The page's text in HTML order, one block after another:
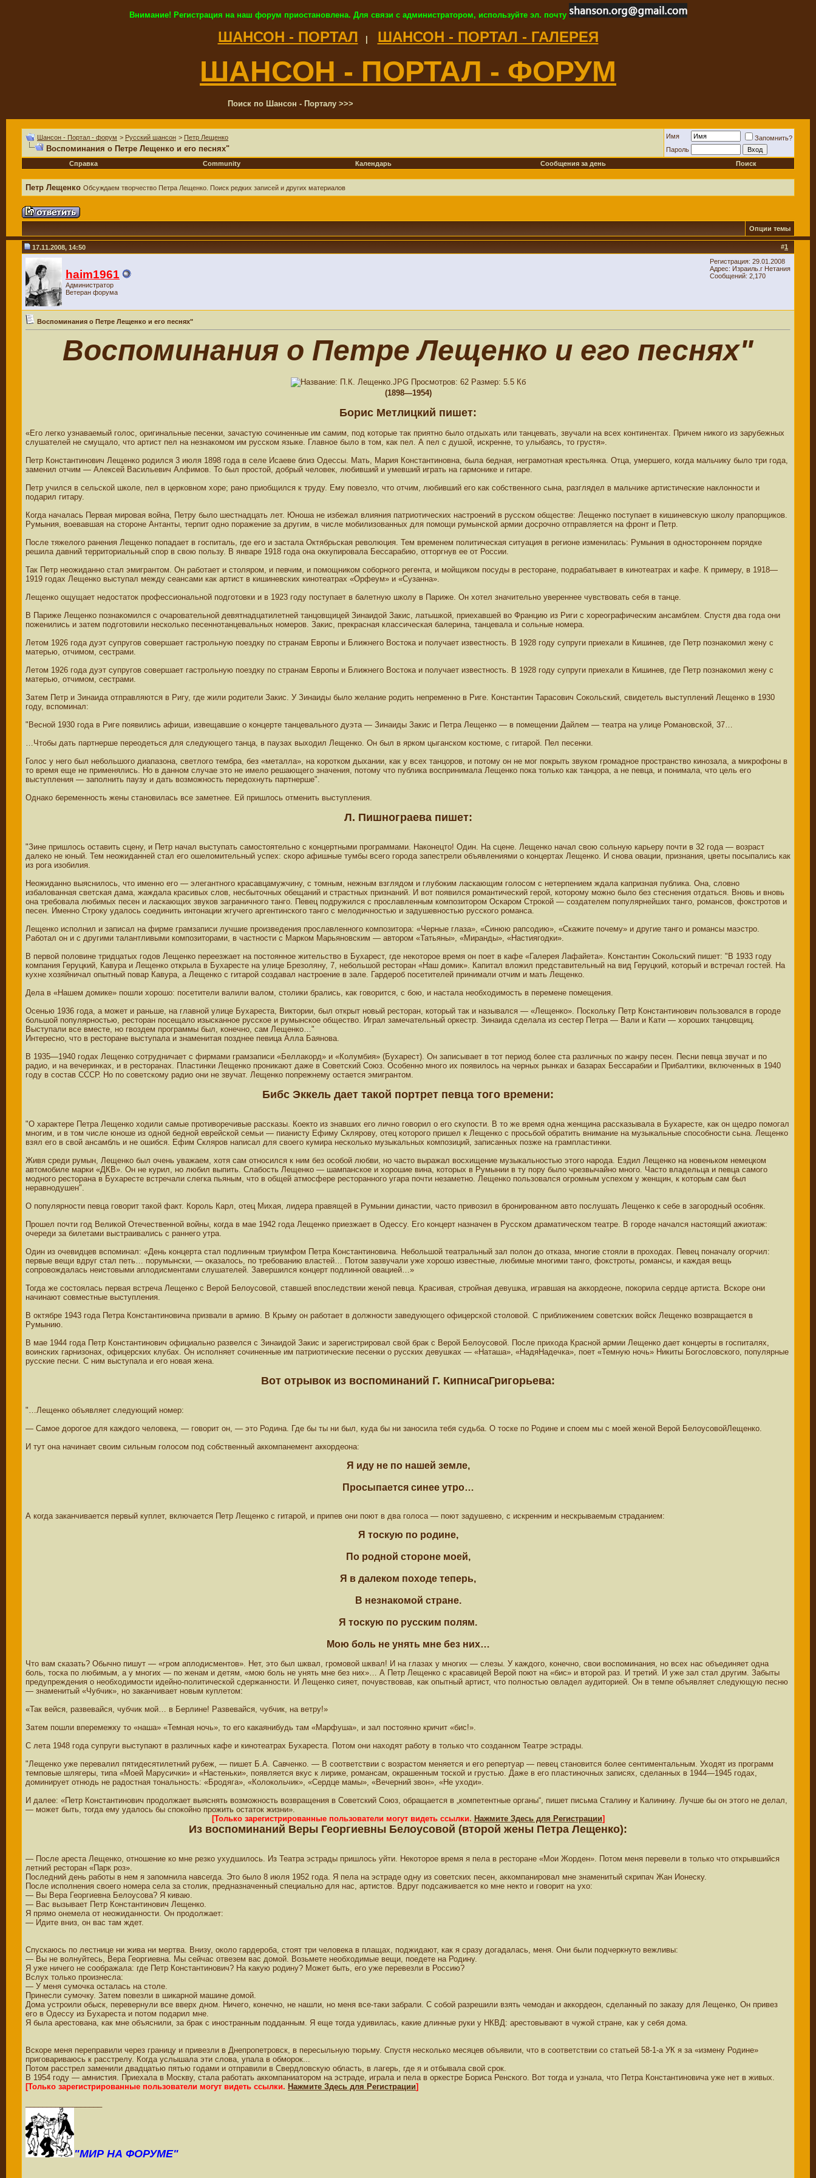
Внимание! Регистрация на наш форум приостановлена. Для связи с администратором, используйте эл. почту
ШАНСОН - ПОРТАЛ ШАНСОН - ПОРТАЛ - ГАЛЕРЕЯ
ШАНСОН - ПОРТАЛ - ФОРУМ
Поиск по Шансон - Порталу >>>
Шансон - Портал - форум > Русский шансон > Петр Лещенко
Воспоминания о Петре Лещенко и его песнях"
Имя
Запомнить?
Пароль
Справка
Community Календарь Сообщения за день Поиск
Петр Лещенко Обсуждаем творчество Петра Лещенко. Поиск редких записей и других материалов
Опции темы
#1
17.11.2008, 14:50
haim1961
Администратор
Ветеран форума
Регистрация: 29.01.2008
Адрес: Израиль.г Нетания
Сообщений: 2,170
Воспоминания о Петре Лещенко и его песнях"
Воспоминания о Петре Лещенко и его песнях"
(1898—1954)
Борис Метлицкий пишет:
«Его легко узнаваемый голос, оригинальные песенки, зачастую сочиненные им самим, под которые так приятно было отдыхать или танцевать, звучали на всех континентах. Причем никого из зарубежных
слушателей не смущало, что артист пел на незнакомом им русском языке. Главное было в том, как пел. А пел с душой, искренне, то улыбаясь, то грустя».
Петр Константинович Лещенко родился 3 июля 1898 года в селе Исаеве близ Одессы. Мать, Мария Константиновна, была бедная, неграмотная крестьянка. Отца, умершего, когда мальчику было три года,
заменил отчим — Алексей Васильевич Алфимов. То был простой, добрый человек, любивший и умевший играть на гармонике и гитаре.
Петр учился в сельской школе, пел в церковном хоре; рано приобщился к труду. Ему повезло, что отчим, любивший его как собственного сына, разглядел в мальчике артистические наклонности и
подарил гитару.
Когда началась Первая мировая война, Петру было шестнадцать лет. Юноша не избежал влияния патриотических настроений в русском обществе: Лещенко поступает в кишиневскую школу прапорщиков.
Румыния, воевавшая на стороне Антанты, терпит одно поражение за другим, в числе мобилизованных для помощи румынской армии досрочно отправляется на фронт и Петр.
После тяжелого ранения Лещенко попадает в госпиталь, где его и застала Октябрьская революция. Тем временем политическая ситуация в регионе изменилась: Румыния в одностороннем порядке
решила давний территориальный спор в свою пользу. В январе 1918 года она оккупировала Бессарабию, отторгнув ее от России.
Так Петр неожиданно стал эмигрантом. Он работает и столяром, и певчим, и помощником соборного регента, и мойщиком посуды в ресторане, подрабатывает в кинотеатрах и кафе. К примеру, в 1918—
1919 годах Лещенко выступал между сеансами как артист в кишиневских кинотеатрах «Орфеум» и «Сузанна».
Лещенко ощущает недостаток профессиональной подготовки и в 1923 году поступает в балетную школу в Париже. Он хотел значительно увереннее чувствовать себя в танце.
В Париже Лещенко познакомился с очаровательной девятнадцатилетней танцовщицей Зинаидой Закис, латышкой, приехавшей во Францию из Риги с хореографическим ансамблем. Спустя два года они
поженились и затем подготовили несколько песеннотанцевальных номеров. Закис, прекрасная классическая балерина, танцевала и сольные номера.
Летом 1926 года дуэт супругов совершает гастрольную поездку по странам Европы и Ближнего Востока и получает известность. В 1928 году супруги приехали в Кишинев, где Петр познакомил жену с
матерью, отчимом, сестрами.
Летом 1926 года дуэт супругов совершает гастрольную поездку по странам Европы и Ближнего Востока и получает известность. В 1928 году супруги приехали в Кишинев, где Петр познакомил жену с
матерью, отчимом, сестрами.
Затем Петр и Зинаида отправляются в Ригу, где жили родители Закис. У Зинаиды было желание родить непременно в Риге. Константин Тарасович Сокольский, свидетель выступлений Лещенко в 1930
году, вспоминал:
"Весной 1930 года в Риге появились афиши, извещавшие о концерте танцевального дуэта — Зинаиды Закис и Петра Лещенко — в помещении Дайлем — театра на улице Романовской, 37…
…Чтобы дать партнерше переодеться для следующего танца, в паузах выходил Лещенко. Он был в ярком цыганском костюме, с гитарой. Пел песенки.
Голос у него был небольшого диапазона, светлого тембра, без «металла», на коротком дыхании, как у всех танцоров, и потому он не мог покрыть звуком громадное пространство кинозала, а микрофоны в
то время еще не применялись. Но в данном случае это не имело решающего значения, потому что публика воспринимала Лещенко пока только как танцора, а не певца, и понимала, что цель его
выступления — заполнить паузу и дать возможность передохнуть партнерше".
Однако беременность жены становилась все заметнее. Ей пришлось отменить выступления.
Л. Пишнограева пишет:
"Зине пришлось оставить сцену, и Петр начал выступать самостоятельно с концертными программами. Наконецто! Один. На сцене. Лещенко начал свою сольную карьеру почти в 32 года — возраст
далеко не юный. Тем неожиданней стал его ошеломительный успех: скоро афишные тумбы всего города запестрели объявлениями о концертах Лещенко. И снова овации, признания, цветы посыпались как
из рога изобилия.
Неожиданно выяснилось, что именно его — элегантного красавцамужчину, с томным, нежным взглядом и глубоким ласкающим голосом с нетерпением ждала капризная публика. Она, словно
избалованная светская дама, жаждала красивых слов, несбыточных обещаний и страстных признаний. И вот появился романтический герой, которому можно было без стеснения отдаться. Вновь и вновь
она требовала любимых песен и ласкающих звуков заграничного танго. Певец подружился с прославленным композитором Оскаром Строкой — создателем популярнейших танго, романсов, фокстротов и
песен. Именно Строку удалось соединить интонации жгучего аргентинского танго с мелодичностью и задушевностью русского романса.
Лещенко исполнил и записал на фирме грамзаписи лучшие произведения прославленного композитора: «Черные глаза», «Синюю рапсодию», «Скажите почему» и другие танго и романсы маэстро.
Работал он и с другими талантливыми композиторами, в частности с Марком Марьяновским — автором «Татьяны», «Миранды», «Настиягодки».
В первой половине тридцатых годов Лещенко переезжает на постоянное жительство в Бухарест, где некоторое время он поет в кафе «Галерея Лафайета». Константин Сокольский пишет: "В 1933 году
компания Геруцкий, Кавура и Лещенко открыла в Бухаресте на улице Брезоляну, 7, небольшой ресторан «Наш домик». Капитал вложил представительный на вид Геруцкий, который и встречал гостей. На
кухне хозяйничал опытный повар Кавура, а Лещенко с гитарой создавал настроение в зале. Гардероб посетителей принимали отчим и мать Лещенко.
Дела в «Нашем домике» пошли хорошо: посетители валили валом, столики брались, как говорится, с бою, и настала необходимость в перемене помещения.
Осенью 1936 года, а может и раньше, на главной улице Бухареста, Виктории, был открыт новый ресторан, который так и назывался — «Лещенко». Поскольку Петр Константинович пользовался в городе
большой популярностью, ресторан посещало изысканное русское и румынское общество. Играл замечательный оркестр. Зинаида сделала из сестер Петра — Вали и Кати — хороших танцовщиц.
Выступали все вместе, но гвоздем программы был, конечно, сам Лещенко…"
Интересно, что в ресторане выступала и знаменитая позднее певица Алла Баянова.
В 1935—1940 годах Лещенко сотрудничает с фирмами грамзаписи «Беллакорд» и «Колумбия» (Бухарест). Он записывает в тот период более ста различных по жанру песен. Песни певца звучат и по
радио, и на вечеринках, и в ресторанах. Пластинки Лещенко проникают даже в Советский Союз. Особенно много их появилось на черных рынках и базарах Бессарабии и Прибалтики, включенных в 1940
году в состав СССР. Но по советскому радио они не звучат. Лещенко попрежнему остается эмигрантом.
Бибс Эккель дает такой портрет певца того времени:
"О характере Петра Лещенко ходили самые противоречивые рассказы. Коекто из знавших его лично говорил о его скупости. В то же время одна женщина рассказывала в Бухаресте, как он щедро помогал
многим, и в том числе юноше из одной бедной еврейской семьи — пианисту Ефиму Склярову, отец которого пришел к Лещенко с просьбой обратить внимание на музыкальные способности сына. Лещенко
взял его в свой ансамбль и не ошибся. Ефим Скляров написал для своего кумира несколько музыкальных композиций, записанных позже на грампластинки.
Живя среди румын, Лещенко был очень уважаем, хотя сам относился к ним без особой любви, но часто выражал восхищение музыкальностью этого народа. Ездил Лещенко на новеньком немецком
автомобиле марки «ДКВ». Он не курил, но любил выпить. Слабость Лещенко — шампанское и хорошие вина, которых в Румынии в ту пору было чрезвычайно много. Часто владельца и певца самого
модного ресторана в Бухаресте встречали слегка пьяным, что в общей атмосфере ресторанного угара почти незаметно. Лещенко пользовался огромным успехом у женщин, к которым сам был
неравнодушен".
О популярности певца говорит такой факт. Король Карл, отец Михая, лидера правящей в Румынии династии, часто привозил в бронированном авто послушать Лещенко к себе в загородный особняк.
Прошел почти год Великой Отечественной войны, когда в мае 1942 года Лещенко приезжает в Одессу. Его концерт назначен в Русском драматическом театре. В городе начался настоящий ажиотаж:
очереди за билетами выстраивались с раннего утра.
Один из очевидцев вспоминал: «День концерта стал подлинным триумфом Петра Константиновича. Небольшой театральный зал полон до отказа, многие стояли в проходах. Певец поначалу огорчил:
первые вещи вдруг стал петь… порумынски, — оказалось, по требованию властей… Потом зазвучали уже хорошо известные, любимые многими танго, фокстроты, романсы, и каждая вещь
сопровождалась неистовыми аплодисментами слушателей. Завершился концерт подлинной овацией…»
Тогда же состоялась первая встреча Лещенко с Верой Белоусовой, ставшей впоследствии женой певца. Красивая, стройная девушка, игравшая на аккордеоне, покорила сердце артиста. Вскоре они
начинают совместные выступления.
В октябре 1943 года Петра Константиновича призвали в армию. В Крыму он работает в должности заведующего офицерской столовой. С приближением советских войск Лещенко возвращается в
Румынию.
В мае 1944 года Петр Константинович официально развелся с Зинаидой Закис и зарегистрировал свой брак с Верой Белоусовой. После прихода Красной армии Лещенко дает концерты в госпиталях,
воинских гарнизонах, офицерских клубах. Он исполняет сочиненные им патриотические песенки о русских девушках — «Наташа», «НадяНадечка», поет «Темную ночь» Никиты Богословского, популярные
русские песни. С ним выступала и его новая жена.
Вот отрывок из воспоминаний Г. КипнисаГригорьева:
"…Лещенко объявляет следующий номер:
— Самое дорогое для каждого человека, — говорит он, — это Родина. Где бы ты ни был, куда бы ни заносила тебя судьба. О тоске по Родине и споем мы с моей женой Верой БелоусовойЛещенко.
И тут она начинает своим сильным голосом под собственный аккомпанемент аккордеона:
Я иду не по нашей земле,
Просыпается синее утро…
А когда заканчивается первый куплет, включается Петр Лещенко с гитарой, и припев они поют в два голоса — поют задушевно, с искренним и нескрываемым страданием:
Я тоскую по родине,
По родной стороне моей,
Я в далеком походе теперь,
В незнакомой стране.
Я тоскую по русским полям.
Мою боль не унять мне без них…
Что вам сказать? Обычно пишут — «гром аплодисментов». Нет, это был шквал, громовой шквал! И на глазах у многих — слезы. У каждого, конечно, свои воспоминания, но всех нас объединяет одна
боль, тоска по любимым, а у многих — по женам и детям, «мою боль не унять мне без них»… А Петр Лещенко с красавицей Верой поют на «бис» и второй раз. И третий. И уже зал стал другим. Забыты
предупреждения о необходимости идейно-политической сдержанности. И Лещенко сияет, почувствовав, как опытный артист, что полностью овладел аудиторией. Он в темпе объявляет следующую песню
— знаменитый «Чубчик», но заканчивает новым куплетом:
«Так вейся, развевайся, чубчик мой… в Берлине! Развевайся, чубчик, на ветру!»
Затем пошли вперемежку то «наша» «Темная ночь», то его какаянибудь там «Марфуша», и зал постоянно кричит «бис!».
С лета 1948 года супруги выступают в различных кафе и кинотеатрах Бухареста. Потом они находят работу в только что созданном Театре эстрады.
"Лещенко уже перевалил пятидесятилетний рубеж, — пишет Б.А. Савченко. — В соответствии с возрастом меняется и его репертуар — певец становится более сентиментальным. Уходят из программ
темповые шлягеры, типа «Моей Марусички» и «Настеньки», появляется вкус к лирике, романсам, окрашенным тоской и грустью. Даже в его пластиночных записях, сделанных в 1944—1945 годах,
доминирует отнюдь не радостная тональность: «Бродяга», «Колокольчик», «Сердце мамы», «Вечерний звон», «Не уходи».
И далее: «Петр Константинович продолжает выяснять возможность возвращения в Советский Союз, обращается в „компетентные органы“, пишет письма Сталину и Калинину. Лучше бы он этого не делал,
— может быть, тогда ему удалось бы спокойно прожить остаток жизни».
[Только зарегистрированные пользователи могут видеть ссылки. Нажмите Здесь для Регистрации]
Из воспоминаний Веры Георгиевны Белоусовой (второй жены Петра Лещенко):
— После ареста Лещенко, отношение ко мне резко ухудшилось. Из Театра эстрады пришлось уйти. Некоторое время я пела в ресторане «Мои Жорден». Потом меня перевели в только что открывшийся
летний ресторан «Парк роз».
Последний день работы в нем я запомнила навсегда. Это было 8 июля 1952 года. Я пела на эстраде одну из советских песен, аккомпанировал мне знаменитый скрипач Жан Ионеску.
После исполнения своего номера села за столик, предназначенный специально для нас, артистов. Вдруг подсаживается ко мне некто и говорит на ухо:
— Вы Вера Георгиевна Белоусова? Я киваю.
— Вас вызывает Петр Константинович Лещенко.
Я прямо онемела от неожиданности. Он продолжает:
— Идите вниз, он вас там ждет.
Спускаюсь по лестнице ни жива ни мертва. Внизу, около гардероба, стоят три человека в плащах, поджидают, как я сразу догадалась, меня. Они были подчеркнуто вежливы:
— Вы не волнуйтесь, Вера Георгиевна. Мы сейчас отвезем вас домой. Возьмете необходимые вещи, поедете на Родину.
Я уже ничего не соображала: где Петр Константинович? На какую родину? Может быть, его уже перевезли в Россию?
Вслух только произнесла:
— У меня сумочка осталась на столе.
Принесли сумочку. Затем повезли в шикарной машине домой.
Дома устроили обыск, перевернули все вверх дном. Ничего, конечно, не нашли, но меня все-таки забрали. С собой разрешили взять чемодан и аккордеон, сделанный по заказу для Лещенко, Он привез
его в Одессу из Бухареста и потом подарил мне.
Я была арестована, как мне объяснили, за брак с иностранным подданным. Я еще тогда удивилась, какие длинные руки у НКВД: арестовывают в чужой стране, как у себя дома.
Вскоре меня переправили через границу и привезли в Днепропетровск, в пересыльную тюрьму. Спустя несколько месяцев объявили, что в соответствии со статьей 58-1-а УК я за «измену Родине»
приговариваюсь к расстрелу. Когда услышала эти слова, упала в обморок...
Потом расстрел заменили двадцатью пятью годами и отправили в Свердловскую область, в лагерь, где я и отбывала свой срок.
В 1954 году — амнистия. Приехала в Москву, стала работать аккомпаниатором на эстраде, играла и пела в оркестре Бориса Ренского. Вот тогда и узнала, что Петра Константиновича уже нет в живых.
[Только зарегистрированные пользователи могут видеть ссылки. Нажмите Здесь для Регистрации]
"МИР НА ФОРУМЕ"